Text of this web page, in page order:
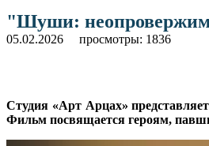
"Шуши:
05.02.2026 просмотры: 1836
Студия «Арт Арцах»
Фильм посвящается героям,